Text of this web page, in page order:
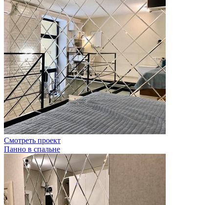
Смотреть проект
Панно в спальне